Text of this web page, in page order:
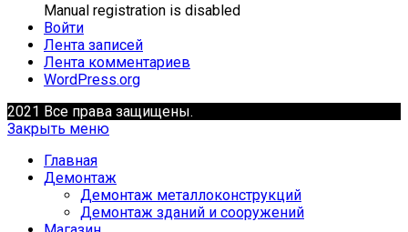
Manual registration is disabled
Войти
Лента записей
Лента комментариев
WordPress.org
2021 Все права защищены.
Закрыть меню
Главная
Демонтаж
Демонтаж металлоконструкций
Демонтаж зданий и сооружений